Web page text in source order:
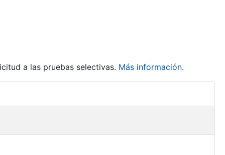
a las pruebas selectivas. Más información.